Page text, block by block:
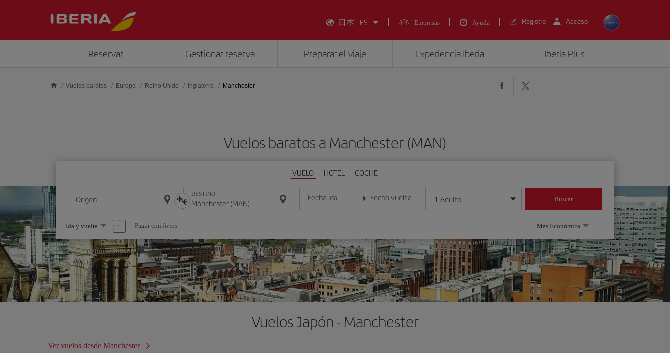
日本 - ES
Empresas Ayuda Registro Acceso
Reservar Gestionar reserva Preparar el viaje Experiencia Iberia Iberia Plus
Vuelos baratos Europa Reino Unido Inglaterra Manchester
Vuelos baratos a Manchester (MAN)
VUELO HOTEL COCHE
Origen DESTINO Fecha ida
Introduce la fecha en formato día/mes/año
Fecha vuelta
Introduce la fecha en formato día/mes/año
1 Adulto Buscar
Seleccione
una
opción
Ida y vuelta Pagar con Avios Más Económica
Vuelos Japón - Manchester
Ver vuelos desde Manchester